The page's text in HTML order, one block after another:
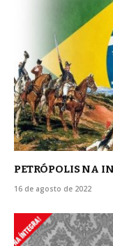
PETRÓPOLIS NA
16 de agosto de 2022